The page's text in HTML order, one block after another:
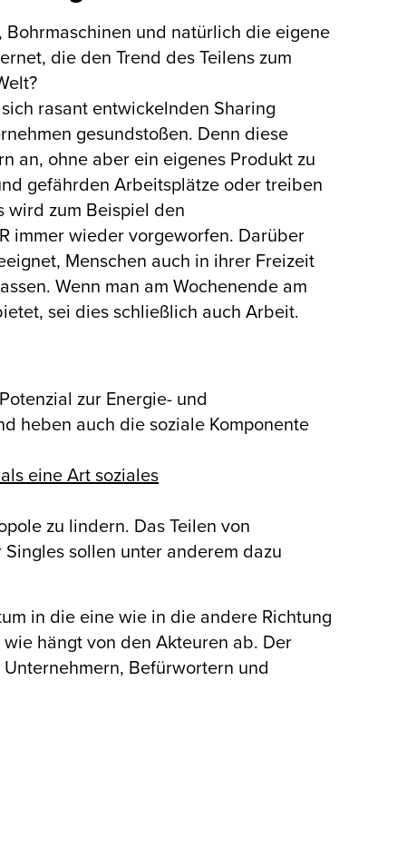
und natürlich die eigene
die den Trend des Teilens zum
rasant entwickelnden Sharing
gesundstoßen. Denn diese
an, ohne aber ein eigenes Produkt zu
gefährden Arbeitsplätze oder treiben
wird zum Beispiel den
immer wieder vorgeworfen. Darüber
Menschen auch in ihrer Freizeit
Wenn man am Wochenende am
sei dies schließlich auch Arbeit.
zur Energie- und
heben auch die soziale Komponente
eine Art soziales
zu lindern. Das Teilen von
sollen unter anderem dazu
in die eine wie in die andere Richtung
hängt von den Akteuren ab. Der
Befürwortern und